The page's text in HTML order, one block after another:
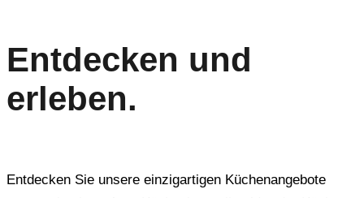
Entdecken und
erleben.
Entdecken Sie unsere einzigartigen Küchenangebote